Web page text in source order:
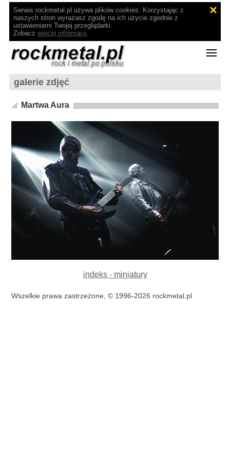
Serwis rockmetal.pl używa plików cookies. Korzystając z
naszych stron wyrażasz zgodę na ich użycie zgodnie z
ustawieniami Twojej przeglądarki.
Zobacz więcej informacji.
galerie zdjęć
Martwa Aura
indeks - miniatury
Wszelkie prawa zastrzeżone, © 1996-2026 rockmetal.pl